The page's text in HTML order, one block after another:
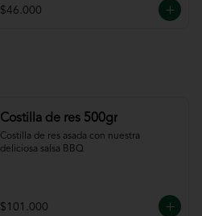
$46.000
Costilla de res 500gr
Costilla de res asada con nuestra
deliciosa salsa BBQ
$101.000